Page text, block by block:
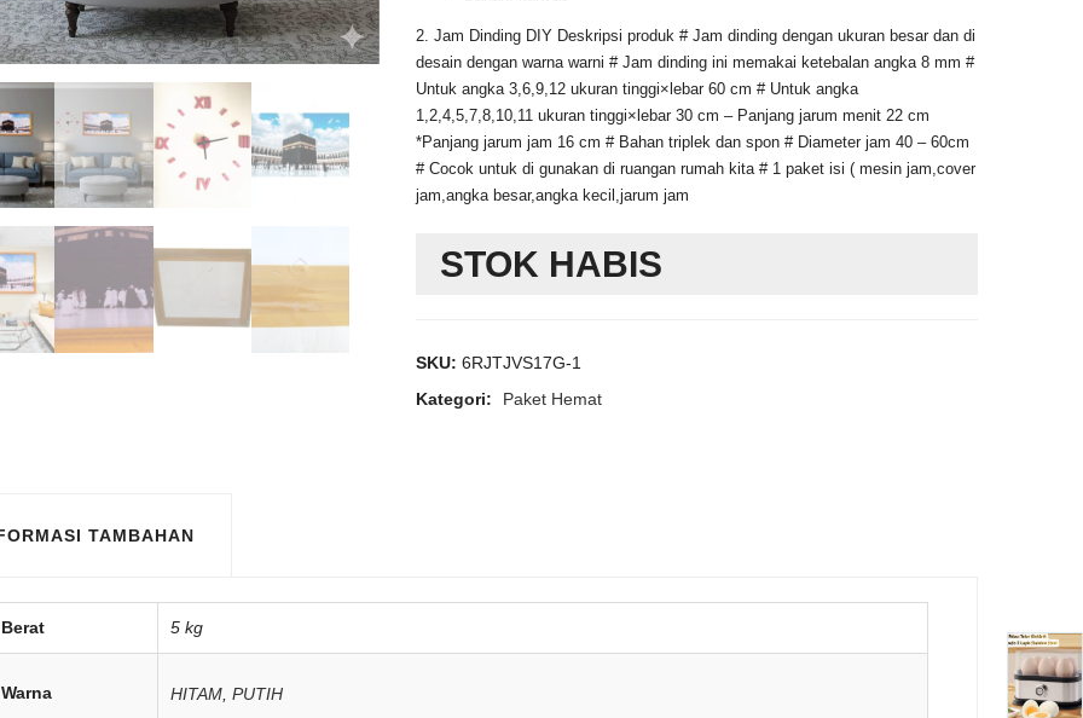
2. Jam Dinding DIY Deskripsi produk # Jam dinding dengan ukuran besar dan di
desain dengan warna warni # Jam dinding ini memakai ketebalan angka 8 mm #
Untuk angka 3,6,9,12 ukuran tinggi×lebar 60 cm # Untuk angka
1,2,4,5,7,8,10,11 ukuran tinggi×lebar 30 cm – Panjang jarum menit 22 cm
*Panjang jarum jam 16 cm # Bahan triplek dan spon # Diameter jam 40 – 60cm
# Cocok untuk di gunakan di ruangan rumah kita # 1 paket isi ( mesin jam,cover
jam,angka besar,angka kecil,jarum jam
STOK HABIS
SKU: 6RJTJVS17G-1
Kategori:
Paket Hemat
TAMBAHAN
Berat 5 kg
Warna HITAM PUTIH